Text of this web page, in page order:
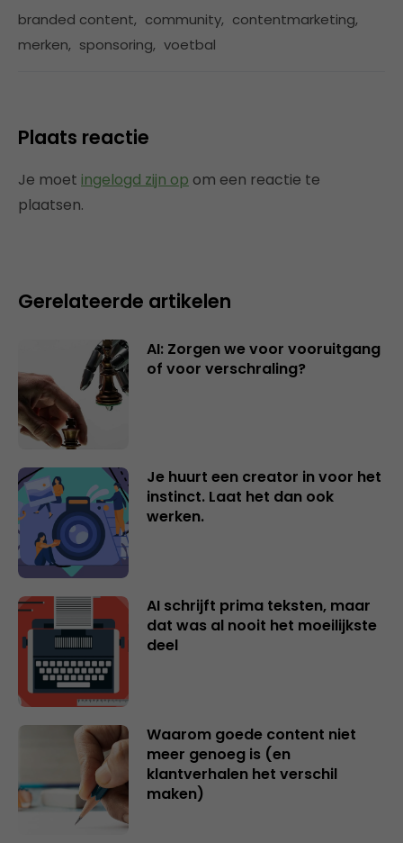
branded content, community, contentmarketing,
merken, sponsoring, voetbal
Plaats reactie
Je moet ingelogd zijn op om een reactie te
plaatsen.
Gerelateerde artikelen
AI: Zorgen we voor vooruitgang
of voor verschraling?
Je huurt een creator in voor het
instinct. Laat het dan ook
werken.
AI schrijft prima teksten, maar
dat was al nooit het moeilijkste
deel
Waarom goede content niet
meer genoeg is (en
klantverhalen het verschil
maken)